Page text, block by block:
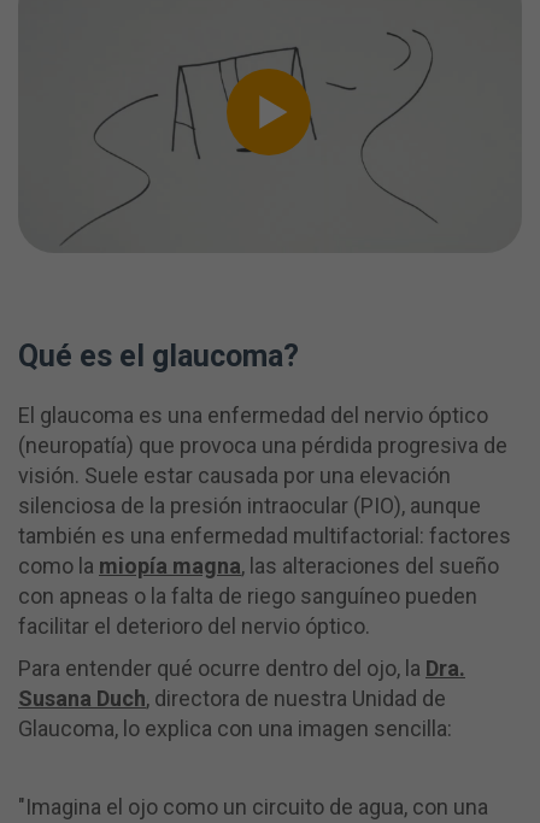
Qué es el glaucoma?
El glaucoma es una enfermedad del nervio óptico
(neuropatía) que provoca una pérdida progresiva de
visión. Suele estar causada por una elevación
silenciosa de la presión intraocular (PIO), aunque
también es una enfermedad multifactorial: factores
como la miopía magna, las alteraciones del sueño
con apneas o la falta de riego sanguíneo pueden
facilitar el deterioro del nervio óptico.
Para entender qué ocurre dentro del ojo, la Dra.
Susana Duch, directora de nuestra Unidad de
Glaucoma, lo explica con una imagen sencilla:
"Imagina el ojo como un circuito de agua, con una